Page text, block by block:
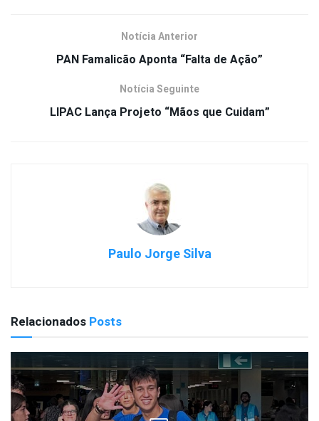
Notícia Anterior
PAN Famalicão Aponta “Falta de Ação”
Notícia Seguinte
LIPAC Lança Projeto “Mãos que Cuidam”
Paulo Jorge Silva
Relacionados Posts